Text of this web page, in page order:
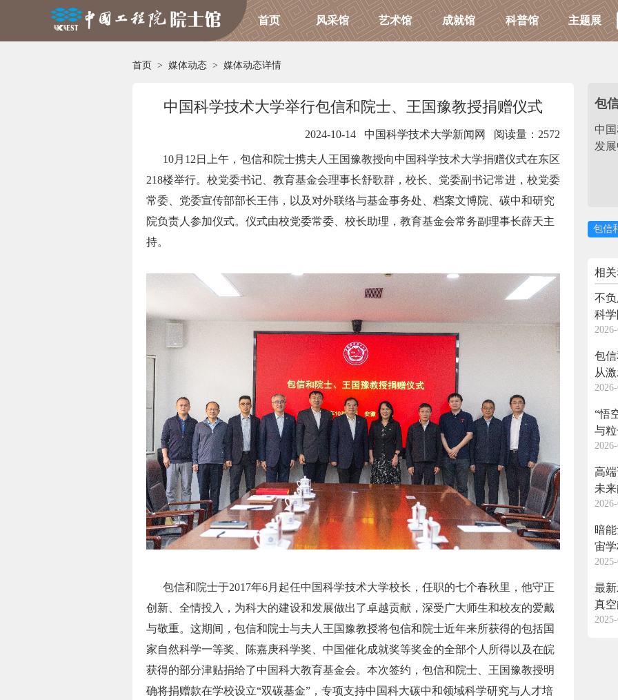
首页 风采馆 艺术馆 成就馆 科普馆 主题展
首页 > 媒体动态 > 媒体动态详情
中国科学技术大学举行包信和院士、王国豫教授捐赠仪式
2024-10-14 中国科学技术大学新闻网 阅读量：2572
10月12日上午，包信和院士携夫人王国豫教授向中国科学技术大学捐赠仪式在东区
218楼举行。校党委书记、教育基金会理事长舒歌群，校长、党委副书记常进，校党委
常委、党委宣传部部长王伟，以及对外联络与基金事务处、档案文博院、碳中和研究
院负责人参加仪式。仪式由校党委常委、校长助理，教育基金会常务副理事长薛天主
持。
包信和院士于2017年6月起任中国科学技术大学校长，任职的七个春秋里，他守正
创新、全情投入，为科大的建设和发展做出了卓越贡献，深受广大师生和校友的爱戴
与敬重。这期间，包信和院士与夫人王国豫教授将包信和院士近年来所获得的包括国
家自然科学一等奖、陈嘉庚科学奖、中国催化成就奖等奖金的全部个人所得以及在皖
获得的部分津贴捐给了中国科大教育基金会。本次签约，包信和院士、王国豫教授明
确将捐赠款在学校设立“双碳基金”，专项支持中国科大碳中和领域科学研究与人才培
包
中
发
包信
相
不
科
进在
包
从
“悟
与
高
未
术
——
暗
宙
最
真